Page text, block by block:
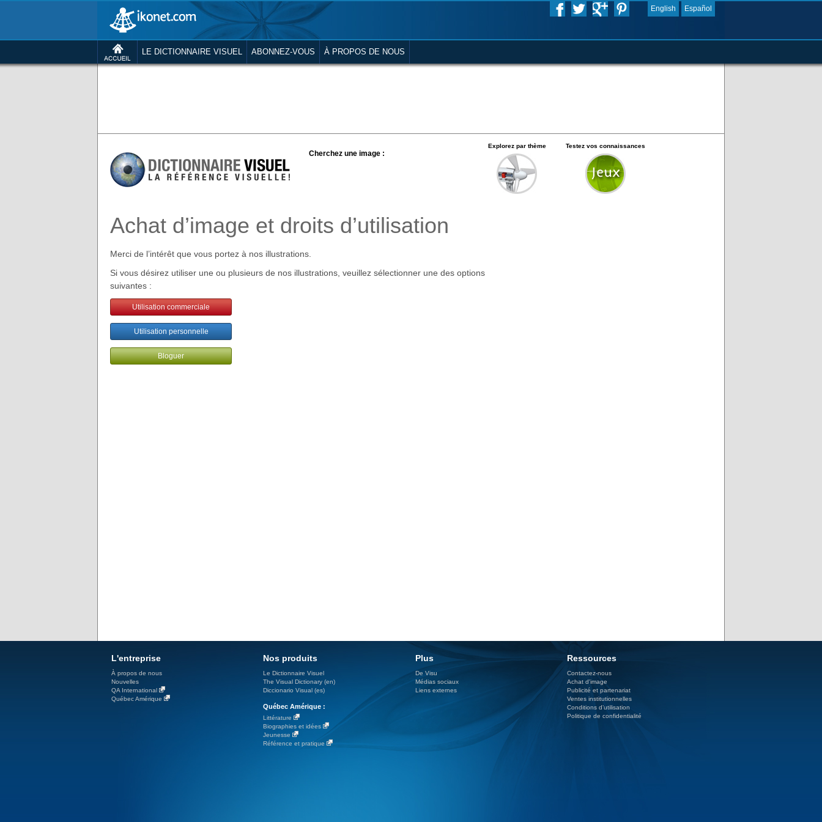
English Español
LE DICTIONNAIRE VISUEL ABONNEZ-VOUS À PROPOS DE NOUS
Cherchez une image :
Explorez par thème Testez vos connaissances
Achat d’image et droits d’utilisation
Merci de l’intérêt que vous portez à nos illustrations.
Si vous désirez utiliser une ou plusieurs de nos illustrations, veuillez sélectionner une des options
suivantes :
Utilisation commerciale
Utilisation personnelle
Bloguer
L'entreprise
À propos de nous
Nouvelles
QA International
Québec Amérique
Nos produits
Le Dictionnaire Visuel
The Visual Dictionary (en)
Diccionario Visual (es)
Québec Amérique :
Littérature
Biographies et idées
Jeunesse
Référence et pratique
Plus
De Visu
Médias sociaux
Liens externes
Ressources
Contactez-nous
Achat d'image
Publicité et partenariat
Ventes institutionnelles
Conditions d’utilisation
Politique de confidentialité